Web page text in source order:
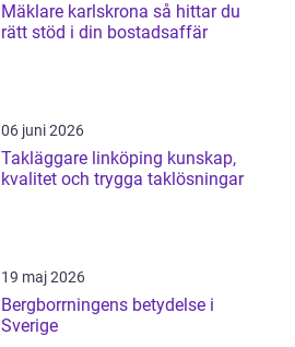
Mäklare karlskrona så hittar du
rätt stöd i din bostadsaffär
06 juni 2026
Takläggare linköping kunskap,
kvalitet och trygga taklösningar
19 maj 2026
Bergborrningens betydelse i
Sverige